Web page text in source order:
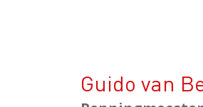
Guido van